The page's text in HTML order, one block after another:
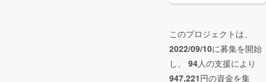
このプロジェクトは、
2022/09/10に募集を開始
し、 94人の支援により
947,221円の資金を集